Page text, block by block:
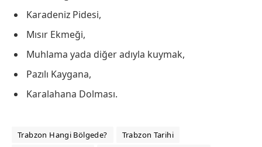
Karadeniz Pidesi,
Mısır Ekmeği,
Muhlama yada diğer adıyla kuymak,
Pazılı Kaygana,
Karalahana Dolması.
Trabzon Hangi Bölgede?
Trabzon Tarihi